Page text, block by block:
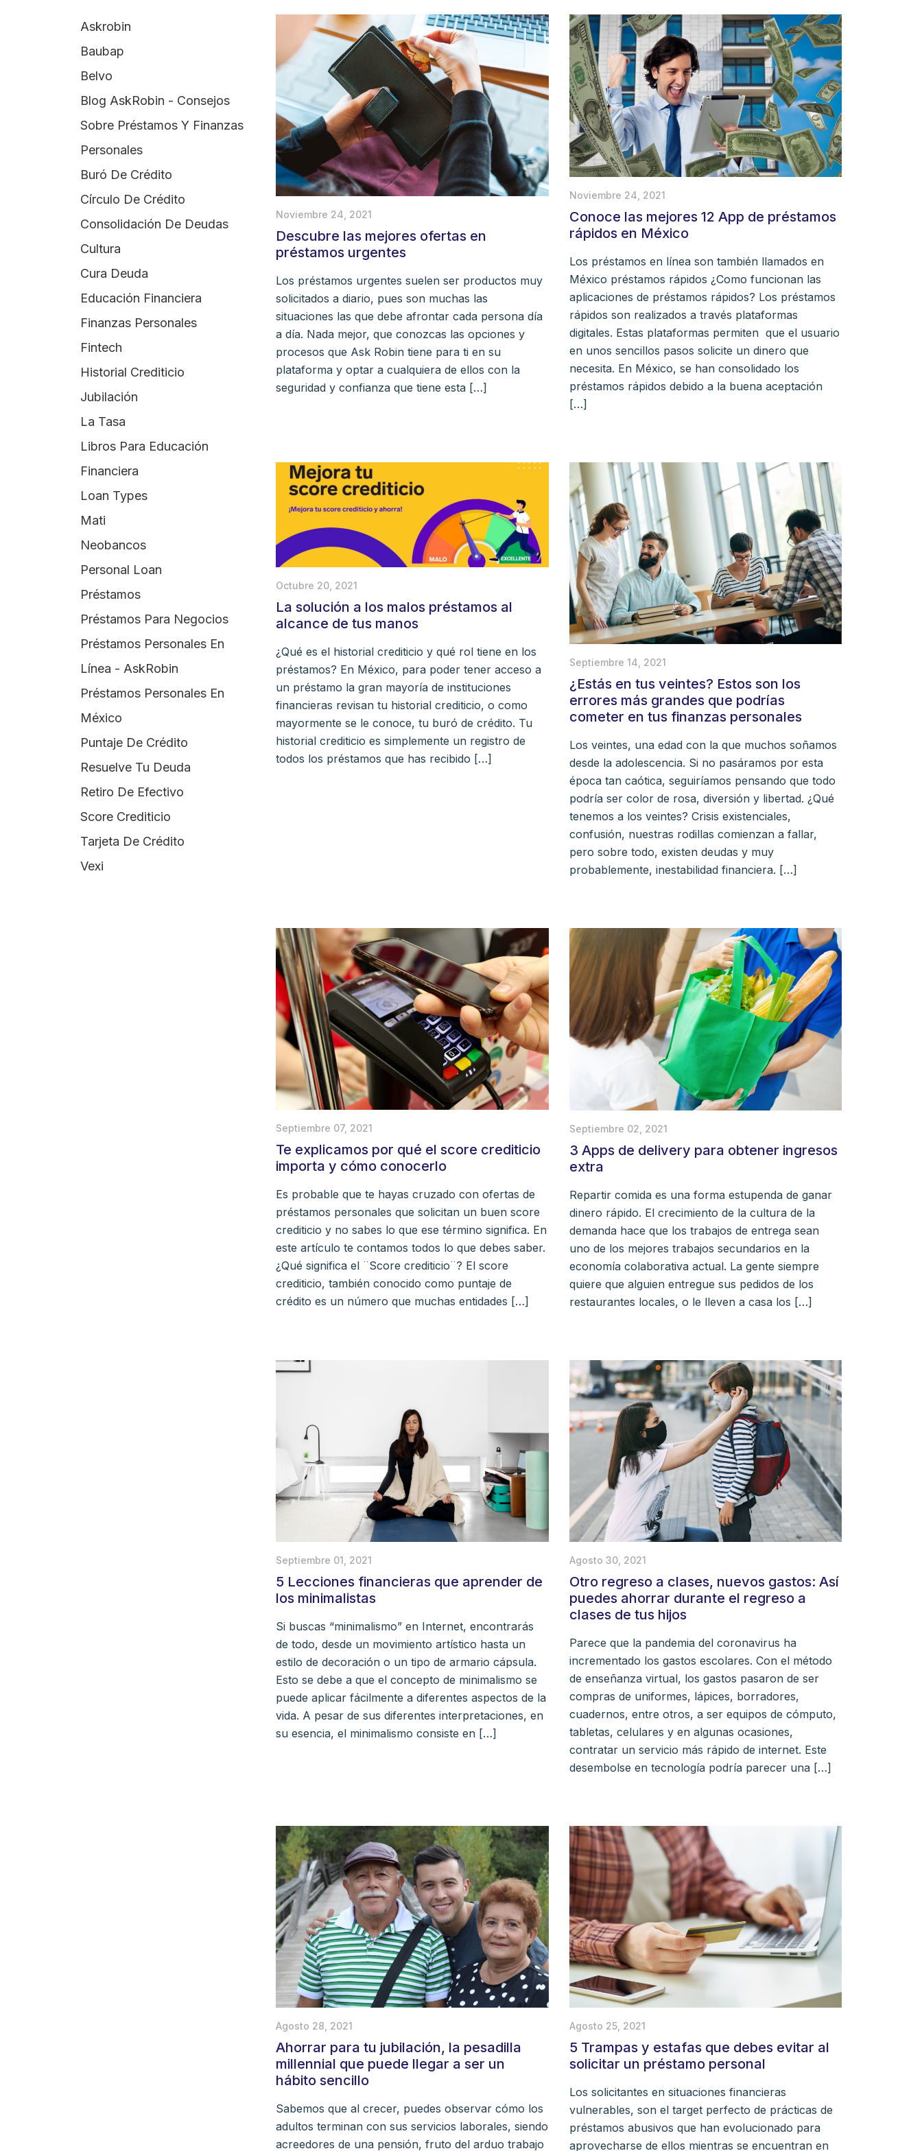
Askrobin
Baubap
Belvo
Blog AskRobin - Consejos
Sobre Préstamos Y Finanzas
Personales
Buró De Crédito
Círculo De Crédito
Consolidación De Deudas
Cultura
Cura Deuda
Educación Financiera
Finanzas Personales
Fintech
Historial Crediticio
Jubilación
La Tasa
Libros Para Educación
Financiera
Loan Types
Mati
Neobancos
Personal Loan
Préstamos
Préstamos Para Negocios
Préstamos Personales En
Línea - AskRobin
Préstamos Personales En
México
Puntaje De Crédito
Resuelve Tu Deuda
Retiro De Efectivo
Score Crediticio
Tarjeta De Crédito
Vexi
Noviembre 24, 2021
Descubre las mejores ofertas en
préstamos urgentes
Los préstamos urgentes suelen ser productos muy
solicitados a diario, pues son muchas las
situaciones las que debe afrontar cada persona día
a día. Nada mejor, que conozcas las opciones y
procesos que Ask Robin tiene para ti en su
plataforma y optar a cualquiera de ellos con la
seguridad y confianza que tiene esta […]
Noviembre 24, 2021
Conoce las mejores 12 App de préstamos
rápidos en México
Los préstamos en línea son también llamados en
México préstamos rápidos ¿Como funcionan las
aplicaciones de préstamos rápidos? Los préstamos
rápidos son realizados a través plataformas
digitales. Estas plataformas permiten que el usuario
en unos sencillos pasos solicite un dinero que
necesita. En México, se han consolidado los
préstamos rápidos debido a la buena aceptación
[…]
Octubre 20, 2021
La solución a los malos préstamos al
alcance de tus manos
¿Qué es el historial crediticio y qué rol tiene en los
préstamos? En México, para poder tener acceso a
un préstamo la gran mayoría de instituciones
financieras revisan tu historial crediticio, o como
mayormente se le conoce, tu buró de crédito. Tu
historial crediticio es simplemente un registro de
todos los préstamos que has recibido […]
Septiembre 14, 2021
¿Estás en tus veintes? Estos son los
errores más grandes que podrías
cometer en tus finanzas personales
Los veintes, una edad con la que muchos soñamos
desde la adolescencia. Si no pasáramos por esta
época tan caótica, seguiríamos pensando que todo
podría ser color de rosa, diversión y libertad. ¿Qué
tenemos a los veintes? Crisis existenciales,
confusión, nuestras rodillas comienzan a fallar,
pero sobre todo, existen deudas y muy
probablemente, inestabilidad financiera. […]
Septiembre 07, 2021
Te explicamos por qué el score crediticio
importa y cómo conocerlo
Es probable que te hayas cruzado con ofertas de
préstamos personales que solicitan un buen score
crediticio y no sabes lo que ese término significa. En
este artículo te contamos todos lo que debes saber.
¿Qué significa el ¨Score crediticio¨? El score
crediticio, también conocido como puntaje de
crédito es un número que muchas entidades […]
Septiembre 02, 2021
3 Apps de delivery para obtener ingresos
extra
Repartir comida es una forma estupenda de ganar
dinero rápido. El crecimiento de la cultura de la
demanda hace que los trabajos de entrega sean
uno de los mejores trabajos secundarios en la
economía colaborativa actual. La gente siempre
quiere que alguien entregue sus pedidos de los
restaurantes locales, o le lleven a casa los […]
Septiembre 01, 2021
5 Lecciones financieras que aprender de
los minimalistas
Si buscas “minimalismo” en Internet, encontrarás
de todo, desde un movimiento artístico hasta un
estilo de decoración o un tipo de armario cápsula.
Esto se debe a que el concepto de minimalismo se
puede aplicar fácilmente a diferentes aspectos de la
vida. A pesar de sus diferentes interpretaciones, en
su esencia, el minimalismo consiste en […]
Agosto 30, 2021
Otro regreso a clases, nuevos gastos: Así
puedes ahorrar durante el regreso a
clases de tus hijos
Parece que la pandemia del coronavirus ha
incrementado los gastos escolares. Con el método
de enseñanza virtual, los gastos pasaron de ser
compras de uniformes, lápices, borradores,
cuadernos, entre otros, a ser equipos de cómputo,
tabletas, celulares y en algunas ocasiones,
contratar un servicio más rápido de internet. Este
desembolse en tecnología podría parecer una […]
Agosto 28, 2021
Ahorrar para tu jubilación, la pesadilla
millennial que puede llegar a ser un
hábito sencillo
Sabemos que al crecer, puedes observar cómo los
adultos terminan con sus servicios laborales, siendo
acreedores de una pensión, fruto del arduo trabajo
Agosto 25, 2021
5 Trampas y estafas que debes evitar al
solicitar un préstamo personal
Los solicitantes en situaciones financieras
vulnerables, son el target perfecto de prácticas de
préstamos abusivos que han evolucionado para
aprovecharse de ellos mientras se encuentran en